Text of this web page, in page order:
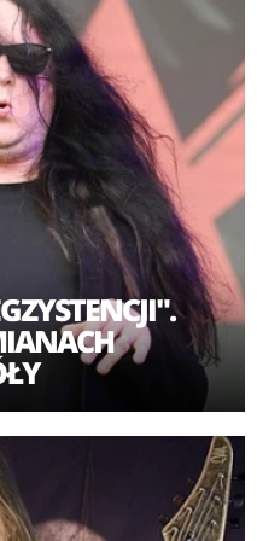
Nyström i Jonas Renkse
oraz Niklas Sandin,